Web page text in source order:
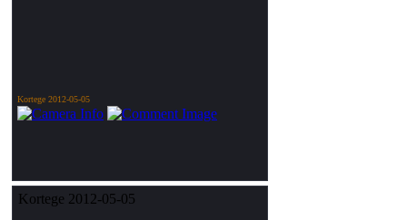
Kortege 2012-05-05
Kortege 2012-05-05